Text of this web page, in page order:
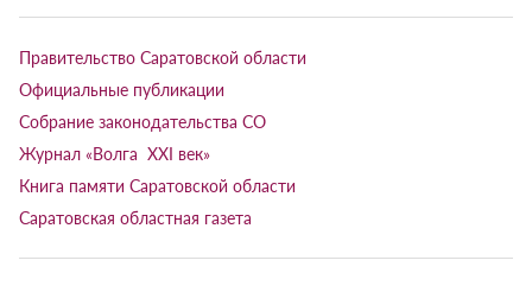
Правительство Саратовской области
Официальные публикации
Собрание законодательства СО
Журнал «Волга XXI век»
Книга памяти Саратовской области
Саратовская областная газета